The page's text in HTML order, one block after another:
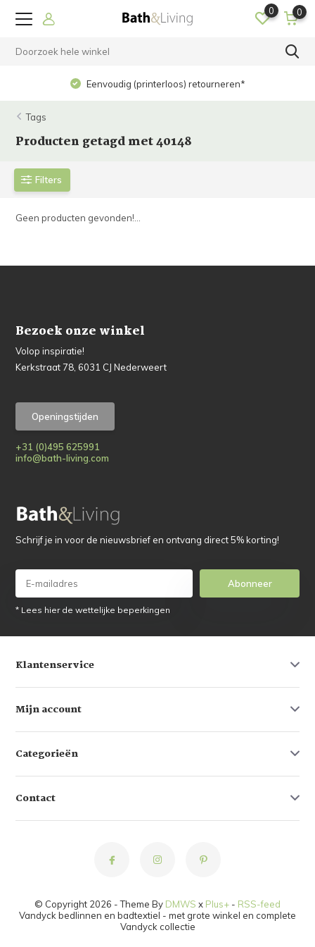
0 0
Eenvoudig (printerloos) retourneren*
Tags
Producten getagd met 40148
Filters
Geen producten gevonden!...
Bezoek onze winkel
Volop inspiratie!
Kerkstraat 78, 6031 CJ Nederweert
Openingstijden
+31 (0)495 625991
info@bath-living.com
Schrijf je in voor de nieuwsbrief en ontvang direct 5% korting!
Abonneer
* Lees hier de wettelijke beperkingen
Klantenservice
Mijn account
Categorieën
Contact
© Copyright 2026 - Theme By DMWS x Plus+ - RSS-feed
Vandyck bedlinnen en badtextiel - met grote winkel en complete
Vandyck collectie